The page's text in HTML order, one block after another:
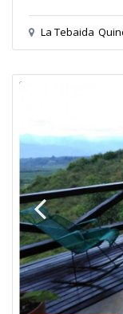
La Tebaida